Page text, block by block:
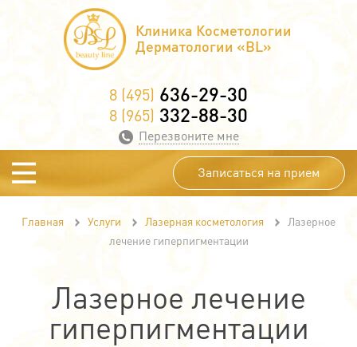
Клиника Косметологии
Дерматологии «BL»
Записаться на прием
8 (495) 636-29-30
8 (965) 332-88-30
Перезвоните мне
Главная Услуги Лазерная косметология
Лазерное
лечение гиперпигментации
Лазерное лечение
гиперпигментации